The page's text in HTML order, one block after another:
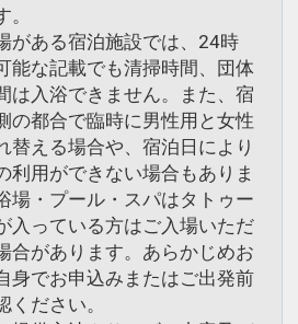
がある宿泊施設では、24時
能な記載でも清掃時間、団体
は入浴できません。また、宿
の都合で臨時に男性用と女性
替える場合や、宿泊日により
利用ができない場合もありま
場・プール・スパはタトゥー
入っている方はご入場いただ
合があります。あらかじめお
身でお申込みまたはご出発前
ください。